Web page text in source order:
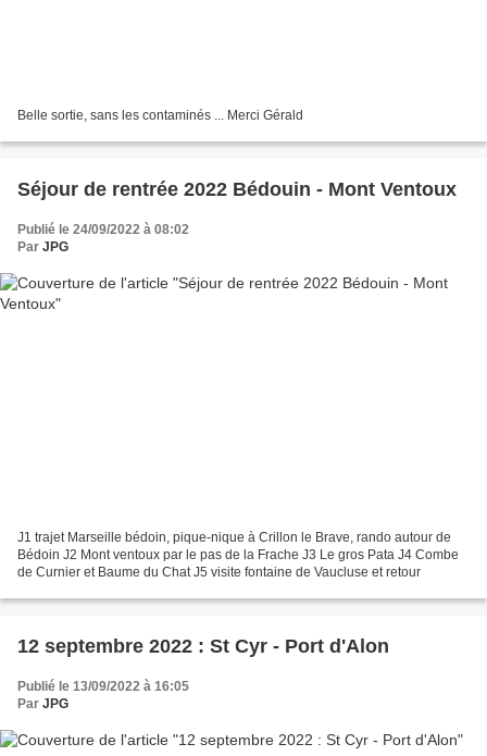
Belle sortie, sans les contaminés ... Merci Gérald
Séjour de rentrée 2022 Bédouin - Mont Ventoux
Publié le 24/09/2022 à 08:02
Par JPG
J1 trajet Marseille bédoin, pique-nique à Crillon le Brave, rando autour de
Bédoin J2 Mont ventoux par le pas de la Frache J3 Le gros Pata J4 Combe
de Curnier et Baume du Chat J5 visite fontaine de Vaucluse et retour
12 septembre 2022 : St Cyr - Port d'Alon
Publié le 13/09/2022 à 16:05
Par JPG